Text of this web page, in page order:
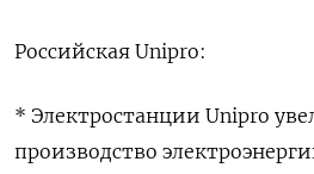
Российская Unipro:
* Электростанции Unipro
производство